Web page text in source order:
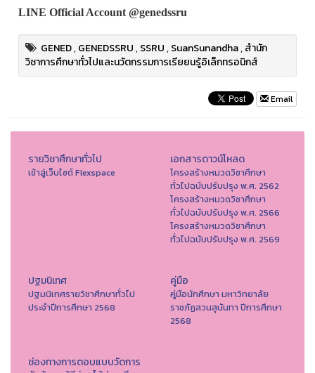
LINE Official Account @genedssru
GENED,GENEDSSRU,SSRU,SuanSunandha,สำนัก
วิชาการศึกษาทั่วไปและนวัตกรรมการเรียยนรู้อิเล็กทรอนิกส์
Email
รายวิชาศึกษาทั่วไป
เข้าสู่เว็บไซต์ Flexspace
เอกสารดาวน์โหลด
โครงสร้างหมวดวิชาศึกษา
ทั่วไปฉบับปรับปรุง พ.ศ. 2562
โครงสร้างหมวดวิชาศึกษา
ทั่วไปฉบับปรับปรุง พ.ศ. 2566
โครงสร้างหมวดวิชาศึกษา
ทั่วไปฉบับปรับปรุง พ.ศ. 2569
ปฐมนิเทศ
ปฐมนิเทศรายวิชาศึกษาทั่วไป
ประจำปีการศึกษา 2568
คู่มือ
คู่มือนักศึกษา มหาวิทยาลัย
ราชภัฏสวนสุนันทา ปีการศึกษา
2568
ช่องทางการตอบแบบวัดการ